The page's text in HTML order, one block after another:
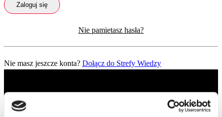
Zaloguj się
Nie pamietasz hasła?
Nie masz jeszcze konta? Dołącz do Strefy Wiedzy